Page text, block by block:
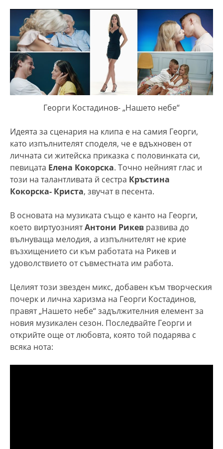
Георги Костадинов- „Нашето небе“
Идеята за сценария на клипа е на самия Георги,
като изпълнителят споделя, че е вдъхновен от
личната си житейска приказка с половинката си,
певицата Елена Кокорска. Точно нейният глас и
този на талантливата й сестра Кръстина
Кокорска- Криста, звучат в песента.
В основата на музиката също е канто на Георги,
което виртуозниятАнтони Рикев развива до
вълнуваща мелодия, а изпълнителят не крие
възхищението си към работата на Рикев и
удоволствието от съвместната им работа.
Целият този звезден микс, добавен към творческия
почерк и лична харизма на Георги Костадинов,
правят „Нашето небе“ задължителния елемент за
новия музикален сезон. Последвайте Георги и
открийте още от любовта, която той подарява с
всяка нота: